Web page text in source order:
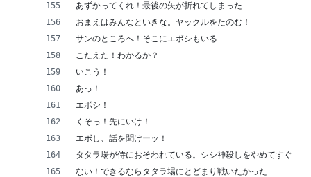
あずかってくれ！最後の矢が折れてしまった
おまえはみんなといきな。ヤックルをたのむ！
サンのところへ！そこにエボシもいる
こたえた！わかるか？
いこう！
あっ！
エボシ！
くそっ！先にいけ！
エボし、話を聞けーッ！
タタラ場が侍におそわれている。シシ神殺しをやめてすぐも
ない！できるならタタラ場にとどまり戦いたかった